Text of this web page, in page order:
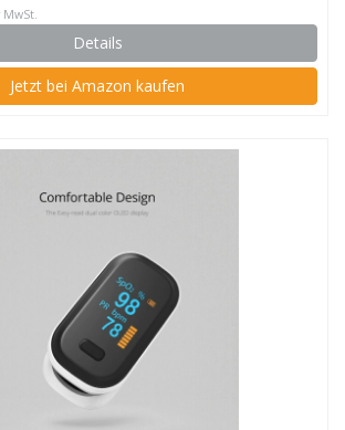
Details
Jetzt bei Amazon kaufen